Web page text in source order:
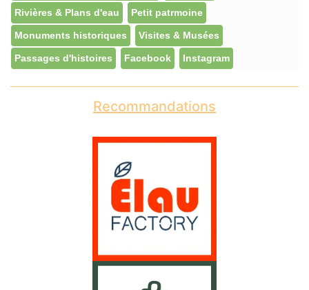
Rivières & Plans d'eau Petit patrmoine
Monuments historiques Visites & Musées
Passages d'histoires Facebook Instagram
Recommandations